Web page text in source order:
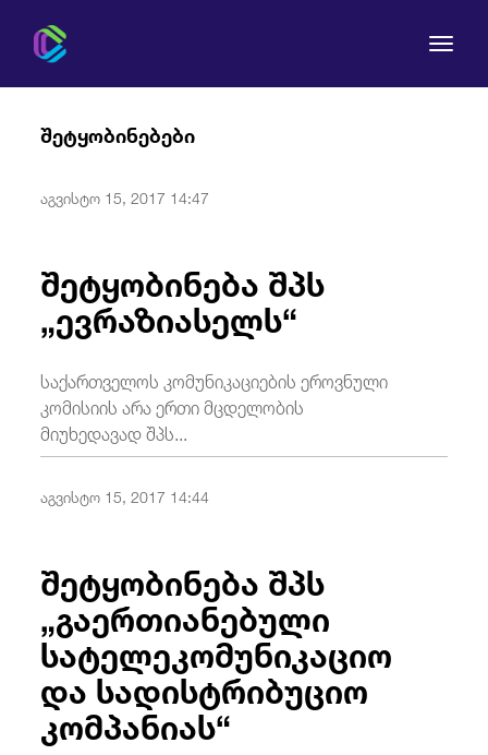
მომხმარებლის უფლებები
რეგულირება
სამართლებრივი აქტები
Eng / ქარ
შეტყობინებები
შეტყობინება შპს
„ევრაზიასელს“
აგვისტო 15, 2017 14:47
საქართველოს კომუნიკაციების ეროვნული
კომისიის არა ერთი მცდელობის
მიუხედავად შპს...
შეტყობინება შპს
„გაერთიანებული
სატელეკომუნიკაციო
და სადისტრიბუციო
კომპანიას“
აგვისტო 15, 2017 14:44